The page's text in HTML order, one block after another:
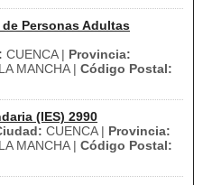
Personas Adultas
CUENCA | Provincia:
MANCHA | Código Postal:
(IES) 2990
CUENCA | Provincia:
MANCHA | Código Postal: